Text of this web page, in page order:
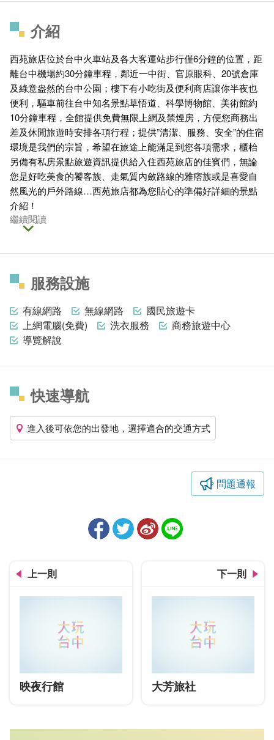
介紹
西苑旅店位於台中火車站及各大客運站步行僅6分鐘的位置，距
離台中機場約30分鐘車程，鄰近一中街、官原眼科、20號倉庫
及綠意盎然的台中公園；樓下有小吃街及便利商店讓你半夜也
便利，驅車前往台中知名景點草悟道、科學博物館、美術館約
10分鐘車程，全館提供免費無限上網及禁煙房，方便您商務出
差及休閒旅遊時安排各項行程；提供”清潔、服務、安全”的住宿
環境是我們的宗旨，希望在旅途上能滿足到您各項需求，櫃枱
另備有私房景點旅遊資訊提供給入住西苑旅店的佳賓們，無論
您是好吃美食的饕客族、走氣質內斂路線的雅痞族或是喜愛自
然風光的戶外路線…西苑旅店都為您貼心的準備好詳細的景點
介紹！
繼續閱讀
服務設施
有線網路 無線網路
國民旅遊卡
上網電腦(免費)
洗衣服務
商務旅遊中心
導覽解說
快速導航
進入後可依您的出發地，選擇適合的交通方式
問題通報
上一則
映夜行館
下一則
大芳旅社